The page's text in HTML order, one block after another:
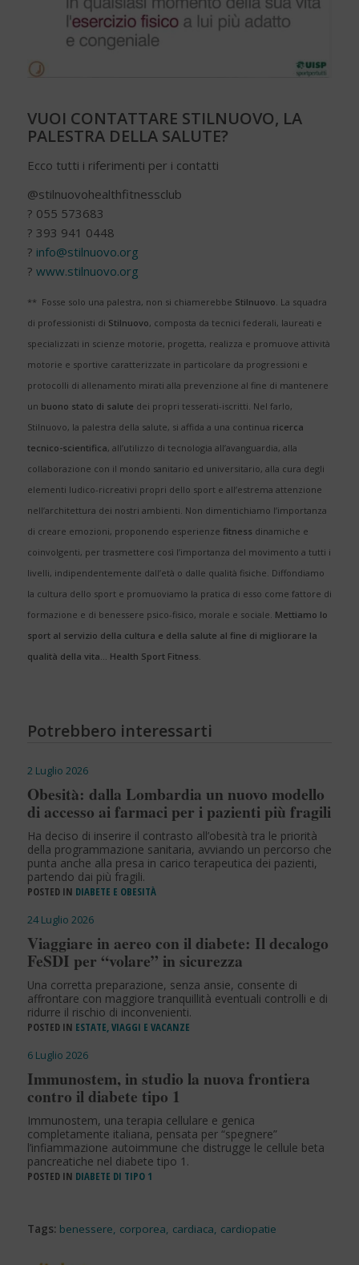
VUOI CONTATTARE STILNUOVO, LA
PALESTRA DELLA SALUTE?
Ecco tutti i riferimenti per i contatti
@stilnuovohealthfitnessclub
? 055 573683
? 393 941 0448
? info@stilnuovo.org
? www.stilnuovo.org
** Fosse solo una palestra, non si chiamerebbe Stilnuovo. La squadra
di professionisti di Stilnuovo, composta da tecnici federali, laureati e
specializzati in scienze motorie, progetta, realizza e promuove attività
motorie e sportive caratterizzate in particolare da progressioni e
protocolli di allenamento mirati alla prevenzione al fine di mantenere
un buono stato di salute dei propri tesserati-iscritti. Nel farlo,
Stilnuovo, la palestra della salute, si affida a una continua ricerca
tecnico-scientifica, all’utilizzo di tecnologia all’avanguardia, alla
collaborazione con il mondo sanitario ed universitario, alla cura degli
elementi ludico-ricreativi propri dello sport e all’estrema attenzione
nell’architettura dei nostri ambienti. Non dimentichiamo l’importanza
di creare emozioni, proponendo esperienze fitness dinamiche e
coinvolgenti, per trasmettere così l’importanza del movimento a tutti i
livelli, indipendentemente dall’età o dalle qualità fisiche. Diffondiamo
la cultura dello sport e promuoviamo la pratica di esso come fattore di
formazione e di benessere psico-fisico, morale e sociale. Mettiamo lo
sport al servizio della cultura e della salute al fine di migliorare la
qualità della vita… Health Sport Fitness.
Potrebbero interessarti
2 Luglio 2026
Obesità: dalla Lombardia un nuovo modello
di accesso ai farmaci per i pazienti più fragili
Ha deciso di inserire il contrasto all’obesità tra le priorità
della programmazione sanitaria, avviando un percorso che
punta anche alla presa in carico terapeutica dei pazienti,
partendo dai più fragili.
POSTED IN DIABETE E OBESITÀ
24 Luglio 2026
Viaggiare in aereo con il diabete: Il decalogo
FeSDI per “volare” in sicurezza
Una corretta preparazione, senza ansie, consente di
affrontare con maggiore tranquillità eventuali controlli e di
ridurre il rischio di inconvenienti.
POSTED IN ESTATE, VIAGGI E VACANZE
6 Luglio 2026
Immunostem, in studio la nuova frontiera
contro il diabete tipo 1
Immunostem, una terapia cellulare e genica
completamente italiana, pensata per “spegnere”
l’infiammazione autoimmune che distrugge le cellule beta
pancreatiche nel diabete tipo 1.
POSTED IN DIABETE DI TIPO 1
Tags: benessere, corporea, cardiaca, cardiopatie